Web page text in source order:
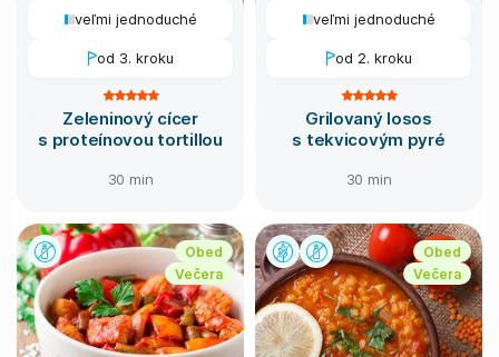
veľmi jednoduché
od 3. kroku
Zeleninový cícer
s proteínovou tortillou
30 min
veľmi jednoduché
od 2. kroku
Grilovaný losos
s tekvicovým pyré
30 min
Obed
Večera
Obed
Večera